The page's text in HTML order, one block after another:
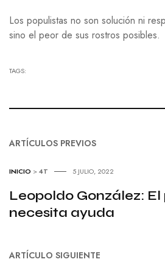
Los populistas no son solución ni
sino el peor de sus rostros posibles.
TAGS:
ARTÍCULOS PREVIOS
INICIO >4T 5 JULIO, 2022
Leopoldo González:
necesita ayuda
ARTÍCULO SIGUIENTE